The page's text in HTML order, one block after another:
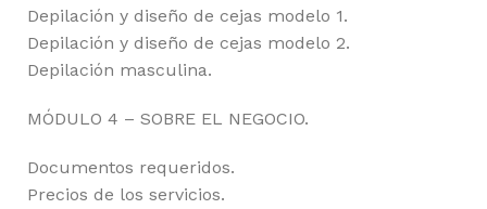
Depilación y diseño de cejas modelo 1.
Depilación y diseño de cejas modelo 2.
Depilación masculina.
MÓDULO 4 – SOBRE EL NEGOCIO.
Documentos requeridos.
Precios de los servicios.